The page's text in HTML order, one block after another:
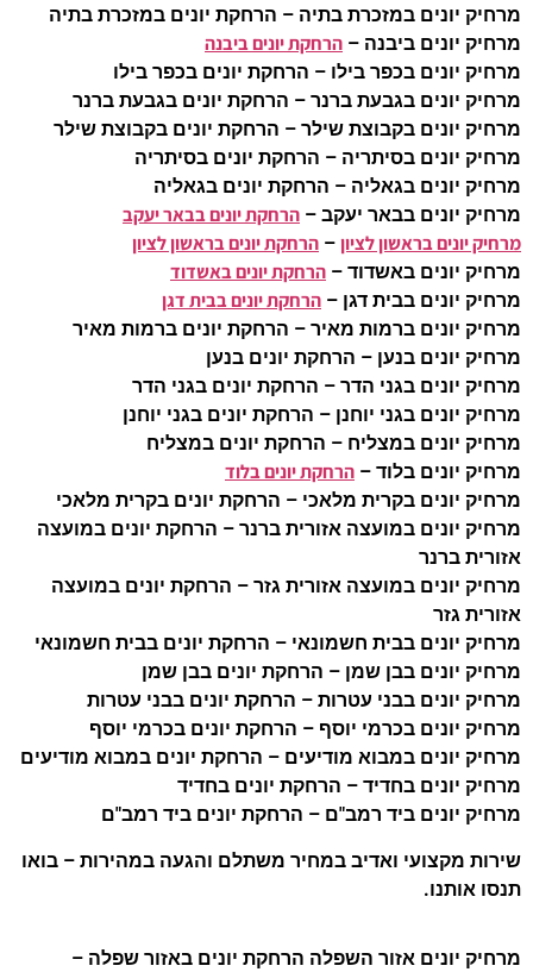
מרחיק יונים במזכרת בתיה – הרחקת יונים במזכרת בתיה
מרחיק יונים ביבנה – הרחקת יונים ביבנה
מרחיק יונים בכפר בילו – הרחקת יונים בכפר בילו
מרחיק יונים בגבעת ברנר – הרחקת יונים בגבעת ברנר
מרחיק יונים בקבוצת שילר – הרחקת יונים בקבוצת שילר
מרחיק יונים בסיתריה – הרחקת יונים בסיתריה
מרחיק יונים בגאליה – הרחקת יונים בגאליה
מרחיק יונים בבאר יעקב – הרחקת יונים בבאר יעקב
מרחיק יונים בראשון לציון – הרחקת יונים בראשון לציון
מרחיק יונים באשדוד – הרחקת יונים באשדוד
מרחיק יונים בבית דגן – הרחקת יונים בבית דגן
מרחיק יונים ברמות מאיר – הרחקת יונים ברמות מאיר
מרחיק יונים בנען – הרחקת יונים בנען
מרחיק יונים בגני הדר – הרחקת יונים בגני הדר
מרחיק יונים בגני יוחנן – הרחקת יונים בגני יוחנן
מרחיק יונים במצליח – הרחקת יונים במצליח
מרחיק יונים בלוד – הרחקת יונים בלוד
מרחיק יונים בקרית מלאכי – הרחקת יונים בקרית מלאכי
מרחיק יונים במועצה אזורית ברנר – הרחקת יונים במועצה
אזורית ברנר
מרחיק יונים במועצה אזורית גזר – הרחקת יונים במועצה
אזורית גזר
מרחיק יונים בבית חשמונאי – הרחקת יונים בבית חשמונאי
מרחיק יונים בבן שמן – הרחקת יונים בבן שמן
מרחיק יונים בבני עטרות – הרחקת יונים בבני עטרות
מרחיק יונים בכרמי יוסף – הרחקת יונים בכרמי יוסף
מרחיק יונים במבוא מודיעים – הרחקת יונים במבוא מודיעים
מרחיק יונים בחדיד – הרחקת יונים בחדיד
מרחיק יונים ביד רמב"ם – הרחקת יונים ביד רמב"ם
שירות מקצועי ואדיב במחיר משתלם והגעה במהירות – בואו
תנסו אותנו.
מרחיק יונים אזור השפלה הרחקת יונים באזור שפלה –